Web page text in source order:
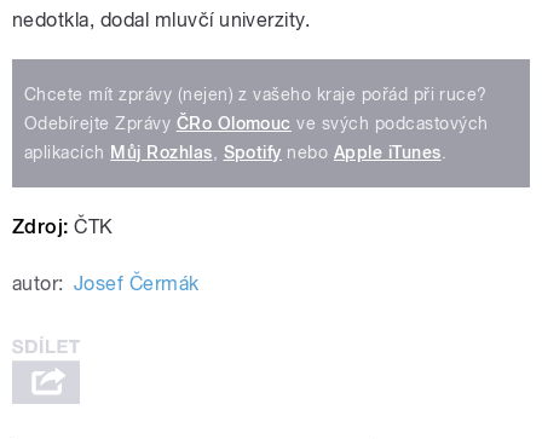
nedotkla, dodal mluvčí univerzity.
Chcete mít zprávy (nejen) z vašeho kraje pořád při ruce?
Odebírejte Zprávy ČRo Olomouc ve svých podcastových
aplikacích Můj Rozhlas, Spotify nebo Apple iTunes.
Zdroj: ČTK
autor: Josef Čermák